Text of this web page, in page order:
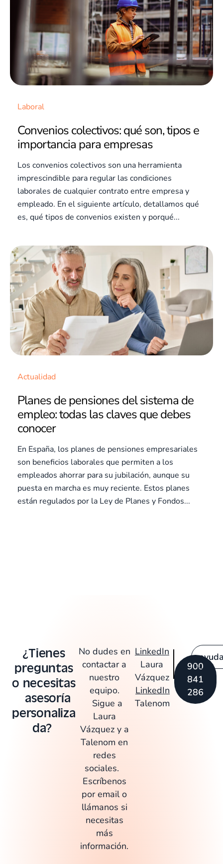
Laboral
Convenios colectivos: qué son, tipos e
importancia para empresas
Los convenios colectivos son una herramienta
imprescindible para regular las condiciones
laborales de cualquier contrato entre empresa y
empleado. En el siguiente artículo, detallamos qué
es, qué tipos de convenios existen y porqué...
Actualidad
Planes de pensiones del sistema de
empleo: todas las claves que debes
conocer
En España, los planes de pensiones empresariales
son beneficios laborales que permiten a los
empleados ahorrar para su jubilación, aunque su
puesta en marcha es muy reciente. Estos planes
están regulados por la Ley de Planes y Fondos...
¿Tienes
preguntas
o necesitas
asesoría
personaliza
da? ​
No dudes en
contactar a
nuestro
equipo.
Sigue a
Laura
Vázquez y a
Talenom en
redes
sociales.
Escríbenos
por email o
llámanos si
necesitas
más
información.
LinkedIn
Laura
Vázquez
LinkedIn
Talenom
900
841
286